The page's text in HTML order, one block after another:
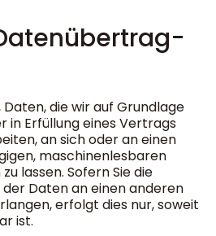
die wir auf Grundlage
in Erfüllung eines Vertrags
an sich oder an einen
maschinenlesbaren
lassen. Sofern Sie die
Daten an einen anderen
erfolgt dies nur, soweit
ist.